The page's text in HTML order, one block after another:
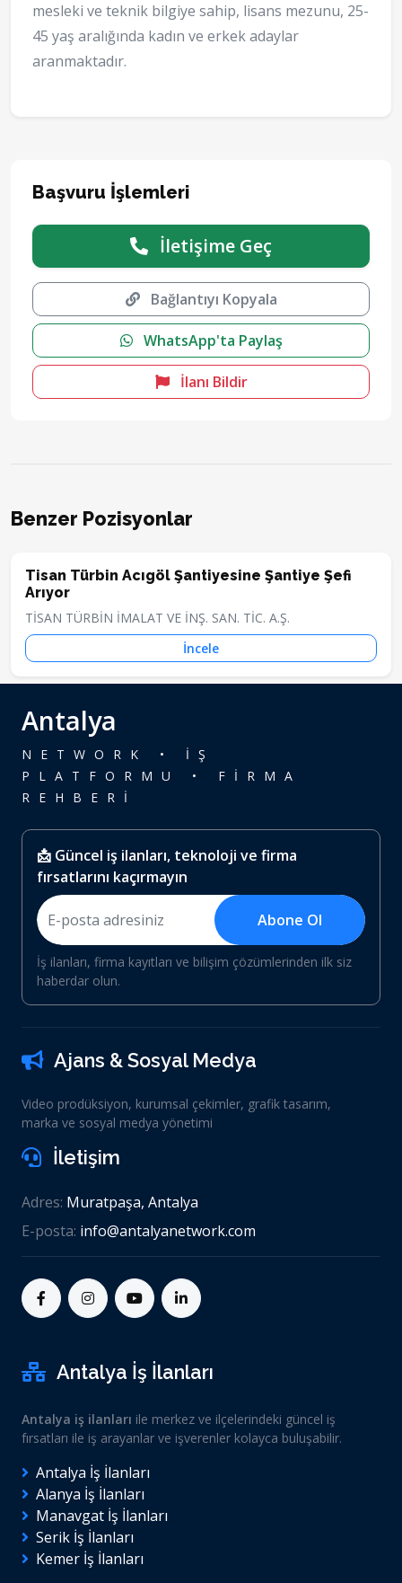
mesleki ve teknik bilgiye sahip, lisans mezunu, 25-
45 yaş aralığında kadın ve erkek adaylar
aranmaktadır.
Başvuru İşlemleri
İletişime Geç
Bağlantıyı Kopyala
WhatsApp'ta Paylaş
İlanı Bildir
Benzer Pozisyonlar
Tisan Türbin Acıgöl Şantiyesine Şantiye Şefi
Arıyor
TİSAN TÜRBİN İMALAT VE İNŞ. SAN. TİC. A.Ş.
İncele
Antalya
NETWORK • İŞ
PLATFORMU • FİRMA
REHBERİ
📩 Güncel iş ilanları, teknoloji ve firma
fırsatlarını kaçırmayın
Abone Ol
İş ilanları, firma kayıtları ve bilişim çözümlerinden ilk siz
haberdar olun.
Ajans & Sosyal Medya
Video prodüksiyon, kurumsal çekimler, grafik tasarım,
marka ve sosyal medya yönetimi
İletişim
Adres: Muratpaşa, Antalya
E-posta: info@antalyanetwork.com
Antalya İş İlanları
Antalya iş ilanları ile merkez ve ilçelerindeki güncel iş
fırsatları ile iş arayanlar ve işverenler kolayca buluşabilir.
Antalya İş İlanları
Alanya İş İlanları
Manavgat İş İlanları
Serik İş İlanları
Kemer İş İlanları